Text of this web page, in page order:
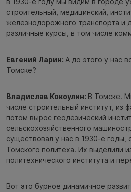
строительный, медицинский,
железнодорожного транспорта и
различные курсы, в том числе
Евгений Ларин: А до этого у нас
Томске?
Владислав Кокоулин: В Томске.
числе строительный институт, из
потом вырос геодезический
сельскохозяйственного
существовал у нас в 1930-е годы,
Томского политеха. Их выделили
политехнического института и
Вот это бурное динамичное